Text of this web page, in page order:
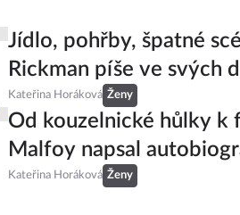
Jídlo, pohřby, špatné
Rickman píše ve svých
Kateřina Horáková Ženy
Od kouzelnické hůlky k
Malfoy napsal
Kateřina Horáková Ženy